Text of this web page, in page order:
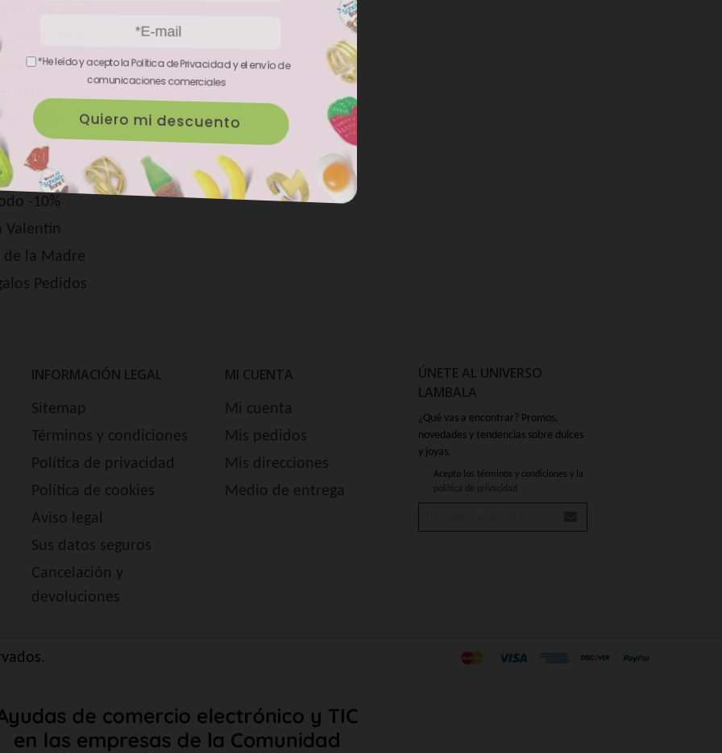
Day
Fin de Curso
Todo
-25%
-20%
-15%
-10%
Valentín
de la Madre
Pedidos
INFORMACIÓN LEGAL
Sitemap
Términos y condiciones
Política de privacidad
Política de cookies
Aviso legal
Sus datos seguros
Cancelación y
devoluciones
MI CUENTA
Mi cuenta
Mis pedidos
Mis direcciones
Medio de entrega
ÚNETE AL UNIVERSO
LAMBALA
¿Qué vas a encontrar? Promos,
novedades y tendencias sobre dulces
y joyas.
Acepto los términos y condiciones y la
política de privacidad
*He leído y acepto la Política de Privacidad y el envío de
comunicaciones comerciales